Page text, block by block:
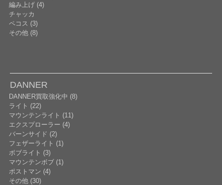
編み上げ (4)
チャッカ
ペコス (3)
その他 (8)
DANNER
DANNER買取強化中 (8)
ライト (22)
マウンテンライト (11)
エクスプローラー (4)
バーンサイド (2)
フェザーライト (1)
ボブライト (3)
マウンテンボブ (1)
ポストマン (4)
その他 (30)